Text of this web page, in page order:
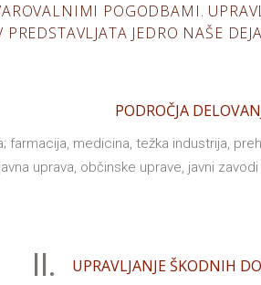
POGODBAMI.
JEDRO NAŠE
PODROČJA
medicina, težka industrija,
uprava, občinske uprave, javni
II. UPRAVLJANJE ŠKODNIH